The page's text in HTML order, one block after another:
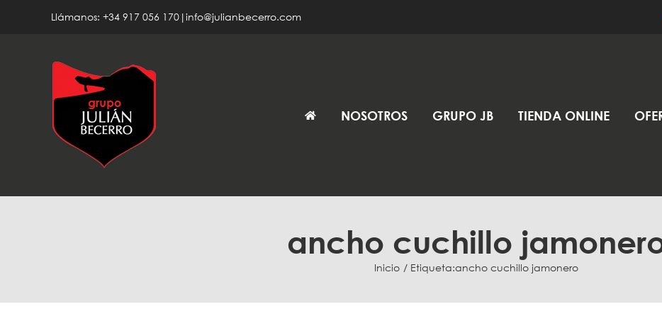
Llámanos: +34 917 056 170|info@julianbecerro.com
NOSOTROS GRUPO JB TIENDA ONLINE
ancho cuchillo
Inicio Etiqueta:ancho cuchillo jamonero